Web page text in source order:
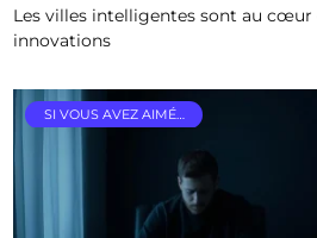
Les villes intelligentes sont au cœur
innovations
SI VOUS AVEZ AIMÉ…